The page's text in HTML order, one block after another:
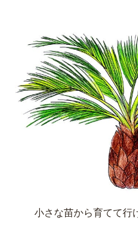
小さな苗から育てて行